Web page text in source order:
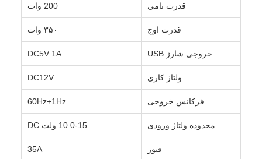
قدرت نامی 200 وات
قدرت اوج ۳۵۰ وات
خروجی شارژ USB DC5V 1A
ولتاژ کاری DC12V
فرکانس خروجی 60Hz±1Hz
محدوده ولتاژ ورودی 10.0-15 ولت DC
فیوز 35A